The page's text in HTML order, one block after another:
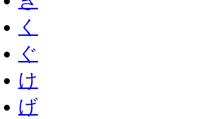
く
ぐ
け
げ